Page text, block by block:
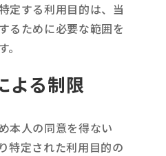
定する利用目的は、当
るために必要な範囲を
よる制限
本人の同意を得ない
特定された利用目的の